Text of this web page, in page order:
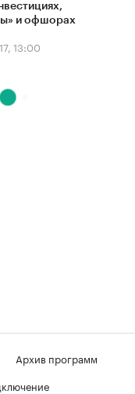
и офшорах
13:00
Архив программ